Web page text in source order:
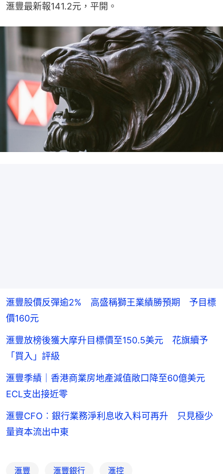
滙豐最新報141.2元，平開。
滙豐股價反彈逾2% 高盛稱獅王業績勝預期 予目標
價160元
滙豐放榜後獲大摩升目標價至150.5美元 花旗續予
「買入」評級
滙豐季績｜香港商業房地產減值敞口降至60億美元
ECL支出接近零
滙豐CFO︰銀行業務淨利息收入料可再升 只見極少
量資本流出中東
滙豐 滙豐銀行 滙控